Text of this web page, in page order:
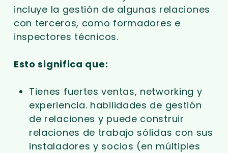
incluye la gestión de algunas relaciones
con terceros, como formadores e
inspectores técnicos.
Esto significa que:
Tienes fuertes ventas, networking y
experiencia. habilidades de gestión
de relaciones y puede construir
relaciones de trabajo sólidas con sus
instaladores y socios (en múltiples